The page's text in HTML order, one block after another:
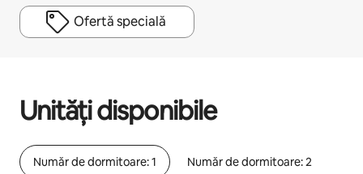
Ofertă specială
Unități disponibile
Număr de dormitoare: 1 Număr de dormitoare: 2